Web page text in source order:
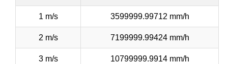
1 m/s 3599999.99712 mm/h
2 m/s 7199999.99424 mm/h
3 m/s 10799999.9914 mm/h